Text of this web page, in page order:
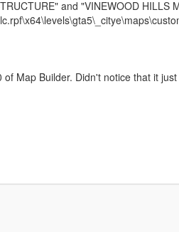
and "VINEWOOD HILLS
Map Builder. Didn't notice that it